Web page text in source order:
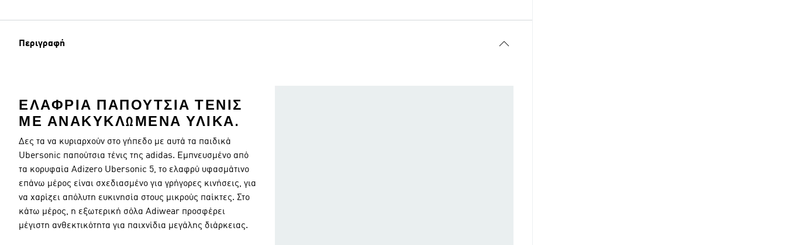
Περιγραφή
ΕΛΑΦΡΙΆ ΠΑΠΟΎΤΣΙΑ ΤΈΝΙΣ
ΜΕ ΑΝΑΚΥΚΛΩΜΈΝΑ ΥΛΙΚΆ.
Δες τα να κυριαρχούν στο γήπεδο με αυτά τα παιδικά
Ubersonic παπούτσια τένις της adidas. Εμπνευσμένο από
τα κορυφαία Adizero Ubersonic 5, το ελαφρύ υφασμάτινο
επάνω μέρος είναι σχεδιασμένο για γρήγορες κινήσεις, για
να χαρίζει απόλυτη ευκινησία στους μικρούς παίκτες. Στο
κάτω μέρος, η εξωτερική σόλα Adiwear προσφέρει
μέγιστη ανθεκτικότητα για παιχνίδια μεγάλης διάρκειας.